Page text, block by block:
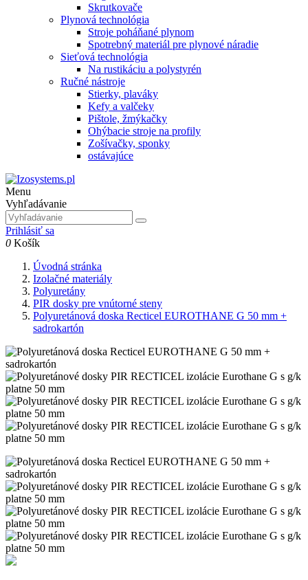
Skrutkovače
Plynová technológia
Stroje poháňané plynom
Spotrebný materiál pre plynové náradie
Sieťová technológia
Na rustikáciu a polystyrén
Ručné nástroje
Stierky, plaváky
Kefy a valčeky
Pištole, žmýkačky
Ohýbacie stroje na profily
Zošívačky, sponky
ostávajúce
Menu
Vyhľadávanie
Prihlásiť sa
0 Košík
Úvodná stránka
Izolačné materiály
Polyuretány
PIR dosky pre vnútorné steny
Polyuretánová doska Recticel EUROTHANE G 50 mm +
sadrokartón